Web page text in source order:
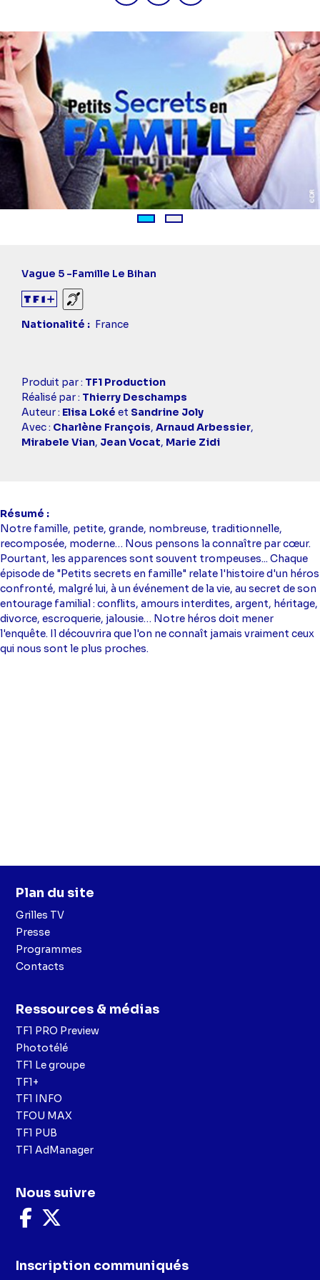
1 2
Vague 5 -Famille Le Bihan
Sourds et malentendants
Nationalité
France
Casting
simba
Produit par : TF1 Production
Réalisé par : Thierry Deschamps
Auteur : Elisa Loké et Sandrine Joly
Avec : Charlène François, Arnaud Arbessier,
Mirabele Vian, Jean Vocat, Marie Zidi
Résumé
Notre famille, petite, grande, nombreuse, traditionnelle,
recomposée, moderne… Nous pensons la connaître par cœur.
Pourtant, les apparences sont souvent trompeuses... Chaque
épisode de "Petits secrets en famille" relate l'histoire d'un héros
confronté, malgré lui, à un événement de la vie, au secret de son
entourage familial : conflits, amours interdites, argent, héritage,
divorce, escroquerie, jalousie… Notre héros doit mener
l'enquête. Il découvrira que l'on ne connaît jamais vraiment ceux
qui nous sont le plus proches.
Plan du site
Grilles TV
Presse
Programmes
Contacts
Ressources & médias
TF1 PRO Preview
Phototélé
TF1 Le groupe
TF1+
TF1 INFO
TFOU MAX
TF1 PUB
TF1 AdManager
Nous suivre
Nous
suivre
Facebook
X
Inscription communiqués